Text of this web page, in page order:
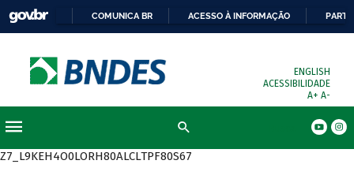
COMUNICA BR ACESSO À INFORMAÇÃO
ENGLISH
ACESSIBILIDADE
A+ A-
Z7_L9KEH4O0LORH80ALCLTPF80S67